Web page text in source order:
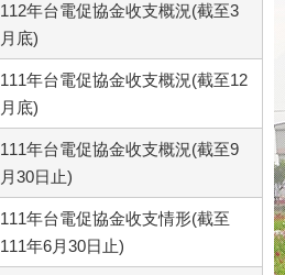
112年台電促協金收支概況(截至3
月底)
111年台電促協金收支概況(截至12
月底)
111年台電促協金收支概況(截至9
月30日止)
111年台電促協金收支情形(截至
111年6月30日止)